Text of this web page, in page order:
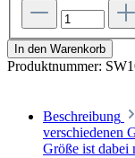
In den Warenkorb
Produktnummer:
Beschreibung
verschiedenen
Größe ist